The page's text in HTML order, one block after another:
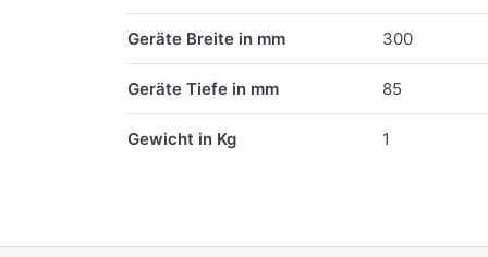
Geräte Breite in mm 300
Geräte Tiefe in mm 85
Gewicht in Kg 1